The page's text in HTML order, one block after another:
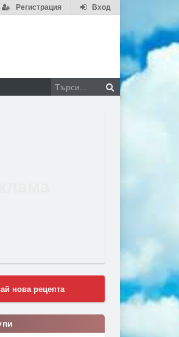
Вход
Регистрация
нова рецепта